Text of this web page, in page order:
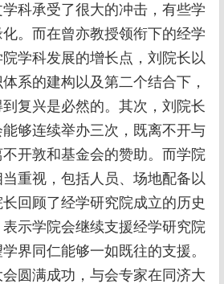
科承受了很大的冲击，有些学
。而在曾亦教授领衔下的经学
学科发展的增长点，刘院长以
系的建构以及第二个结合下，
到复兴是必然的。其次，刘院长
够连续举办三次，既离不开与
开敦和基金会的赞助。而学院
重视，包括人员、场地配备以
回顾了经学研究院成立的历史
示学院会继续支援经学研究院
界同仁能够一如既往的支援。
圆满成功，与会专家在同济大